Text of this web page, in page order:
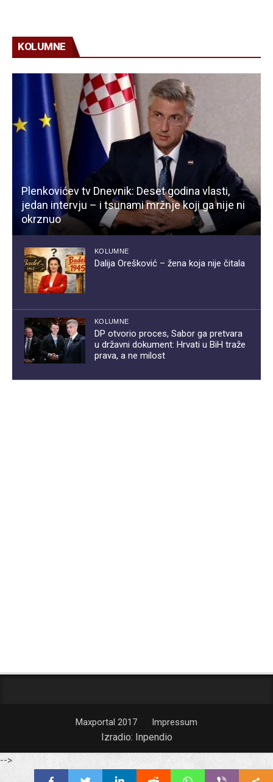
KOLUMNE
Plenkovićev tv Dnevnik: Deset godina vlasti,
jedan intervju – i tsunami mržnje koji ga nije ni
okrznuo
KOLUMNE
Dalija Orešković – žena koja nije čitala
KOLUMNE
DP otvorio proces, Sabor ga pretvara
u državni dokument: Hrvati u BiH traže
prava, a ne milost
Maxportal 2017 Impressum
Izradio: Inpendio
-->